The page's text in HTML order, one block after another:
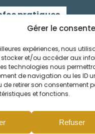
Gérer le
expériences, nous
et/ou accéder aux
technologies nous
de navigation ou les ID
de retirer son consentement
et fonctions.
Refuser
pratiques
légales